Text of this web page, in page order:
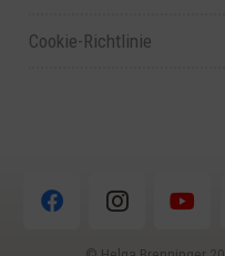
Cookie-Richtlinie